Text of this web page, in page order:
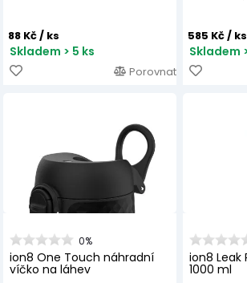
88 Kč/ ks
Skladem > 5 ks
Porovnat
585 Kč/ ks
Skladem
0%
ion8 One Touch náhradní
víčko na láhev
ion8 Leak
1000 ml